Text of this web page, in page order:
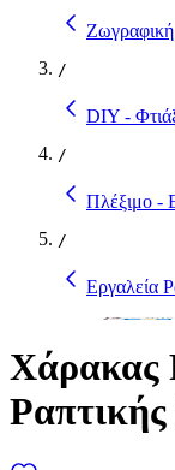
/
DIY -
/
Πλέξιμο -
/
Εργαλεία
Χάρακας